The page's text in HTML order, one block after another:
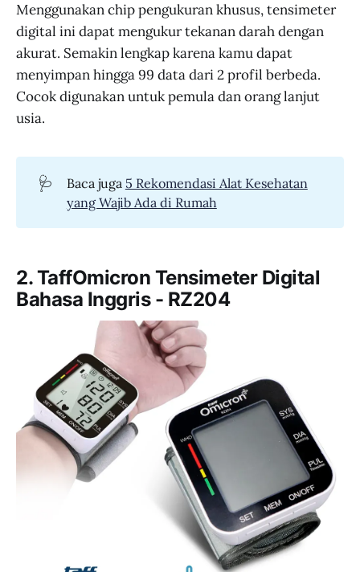
Menggunakan chip pengukuran khusus, tensimeter
digital ini dapat mengukur tekanan darah dengan
akurat. Semakin lengkap karena kamu dapat
menyimpan hingga 99 data dari 2 profil berbeda.
Cocok digunakan untuk pemula dan orang lanjut
usia.
🩺 Baca juga 5 Rekomendasi Alat Kesehatan
yang Wajib Ada di Rumah
2. TaffOmicron Tensimeter Digital
Bahasa Inggris - RZ204